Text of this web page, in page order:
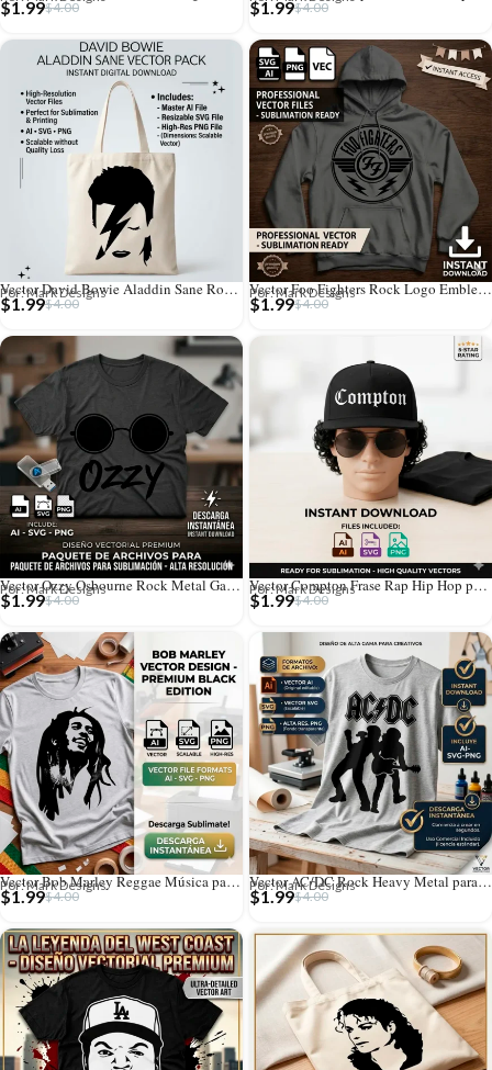
$4.00
$1.99 $4.00
$1.99
Vector David Bowie Aladdin Sane Rock para Estampado y Corte
Por: Mark Designs
$4.00
$1.99
Vector Foo Fighters Rock Logo Emblema para Estampado y Corte
Por: Mark Designs
$4.00
$1.99
Vector Ozzy Osbourne Rock Metal Gafas para Estampado y Corte
Por: Mark Designs
$4.00
$1.99
Vector Compton Frase Rap Hip Hop para Estampado y Corte
Por: Mark Designs
$4.00
$1.99
Vector Bob Marley Reggae Música para Estampado y Corte
Por: Mark Designs
$4.00
$1.99
Vector AC/DC Rock Heavy Metal para Estampado y Corte
Por: Mark Designs
$4.00
$1.99